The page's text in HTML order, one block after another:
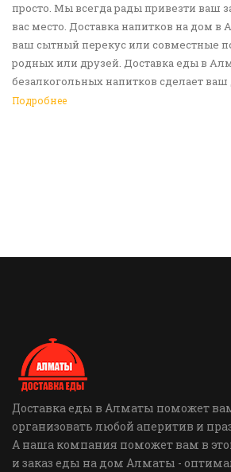
просто. Мы всегда рады привезти ваш
вас место. Доставка напитков на дом
ваш сытный перекус или совместные
родных или друзей. Доставка еды в
безалкогольных напитков сделает ваш
настоящему ярким и беззаботным.
Подробнее
Доставка еды в Алматы поможет
организовать любой аперитив и
А наша компания поможет вам в
и заказ еды на дом Алматы -